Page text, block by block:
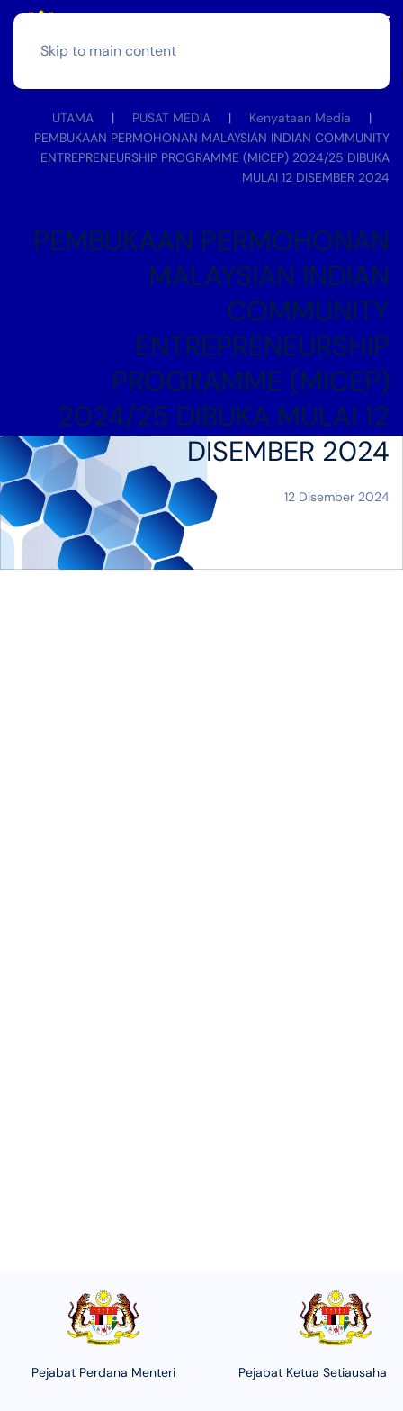
Skip to main content
UTAMA PUSAT MEDIA
Kenyataan Media
PEMBUKAAN PERMOHONAN MALAYSIAN INDIAN COMMUNITY
ENTREPRENEURSHIP PROGRAMME (MICEP) 2024/25 DIBUKA
MULAI 12 DISEMBER 2024
PEMBUKAAN PERMOHONAN
MALAYSIAN INDIAN
COMMUNITY
ENTREPRENEURSHIP
PROGRAMME (MICEP)
2024/25 DIBUKA MULAI 12
DISEMBER 2024
12 Disember 2024
Pejabat Perdana Menteri Pejabat Ketua Setiausaha